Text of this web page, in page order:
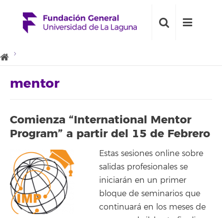
mentor
Comienza “International Mentor
Program” a partir del 15 de Febrero
Estas sesiones online sobre
salidas profesionales se
iniciarán en un primer
bloque de seminarios que
continuará en los meses de